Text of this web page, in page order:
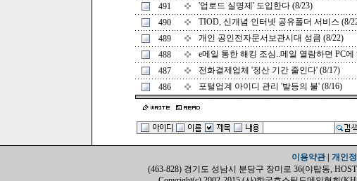
491 '업로드 실명제' 도입한다 (8/23)
490 TIOD, 신개념 인터넷 공유폴더 서비스 (8/
489 개인 공인전자문서보관시대 성큼 (8/22)
488 e메일 통한 해킹 조심..메일 열람하면 PC
487 전화결제업체 '정산 기간 줄인다' (8/17)
486 포털업계 아이디 관리 '발등의 불' (8/16)
이용약관| 개인
(463-828) 경기도 성남시 분당구 장미로 36(야탑동,